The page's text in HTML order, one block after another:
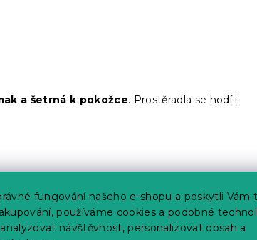
fungování našeho e-shopu a poskytli Vám
používáme cookies a podobné
návštěvnost, personalizovat obsah a
a šetrná k pokožce. Prostěradla se hodí i